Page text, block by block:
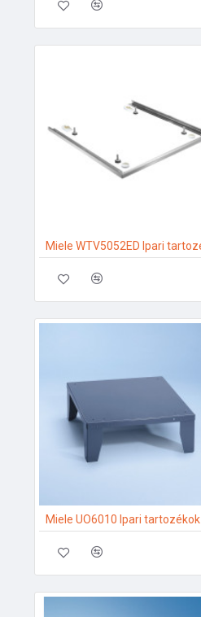
Miele UO6010 Ipari tartozékok